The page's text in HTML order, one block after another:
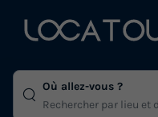
Où allez-vous ?
Rechercher par lieu et